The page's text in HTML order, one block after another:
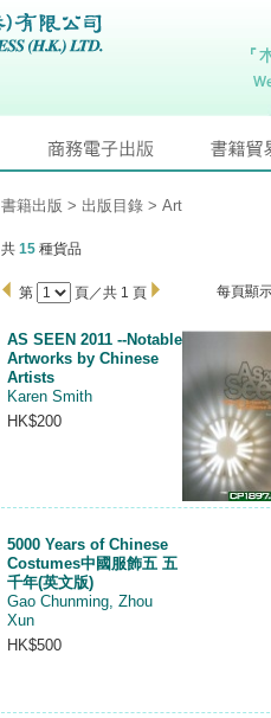
書籍出版 > 出版目錄 > Art
共 15 種貨品
第 頁／共 1 頁 每頁顯
AS SEEN 2011 --Notable
Artworks by Chinese
Artists
Karen Smith
HK$200
5000 Years of Chinese
Costumes中國服飾五 五
千年(英文版)
Gao Chunming, Zhou
Xun
HK$500